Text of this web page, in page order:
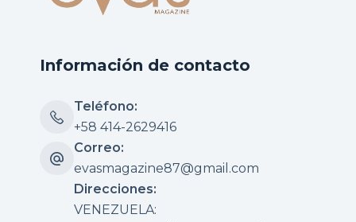
Información de contacto
Teléfono:
+58 414-2629416
Correo:
evasmagazine87@gmail.com
Direcciones:
VENEZUELA: